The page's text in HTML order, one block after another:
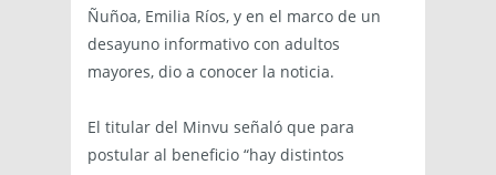
Ñuñoa, Emilia Ríos, y en el marco de un
desayuno informativo con adultos
mayores, dio a conocer la noticia.
El titular del Minvu señaló que para
postular al beneficio “hay distintos